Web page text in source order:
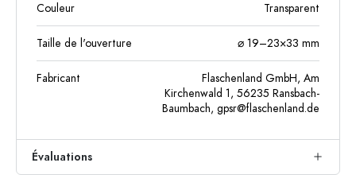
Couleur Transparent
Taille de l'ouverture ⌀ 19–23×33 mm
Fabricant
Flaschenland GmbH, Am
Kirchenwald 1, 56235 Ransbach-
Baumbach, gpsr@flaschenland.de
Évaluations